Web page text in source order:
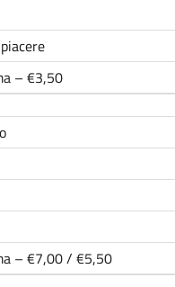
– €3,50
– €7,00 / €5,50